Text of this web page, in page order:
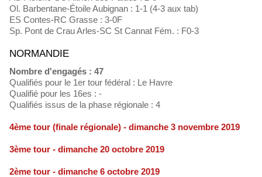
Ol. Barbentane-Étoile Aubignan : 1-1 (4-3 aux tab)
ES Contes-RC Grasse : 3-0F
Sp. Pont de Crau Arles-SC St Cannat Fém. : F0-3
NORMANDIE
Nombre d'engagés : 47
Qualifiés pour le 1er tour fédéral : Le Havre
Qualifié pour les 16es : -
Qualifiés issus de la phase régionale : 4
4ème tour (finale régionale) - dimanche 3 novembre 2019
3ème tour - dimanche 20 octobre 2019
2ème tour - dimanche 6 octobre 2019